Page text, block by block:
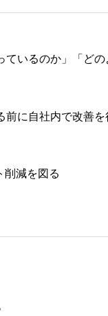
ているのか」「ど
に自社内で改善
削減を図る